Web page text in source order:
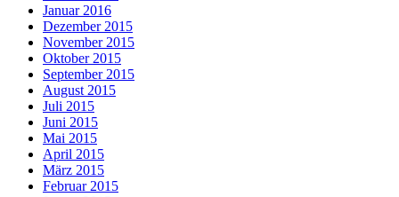
Januar 2016
Dezember 2015
November 2015
Oktober 2015
September 2015
August 2015
Juli 2015
Juni 2015
Mai 2015
April 2015
März 2015
Februar 2015